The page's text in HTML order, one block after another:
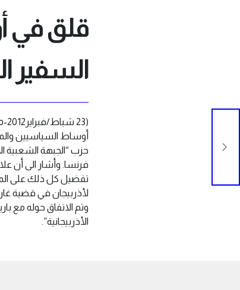
قلق في
السفير
أوساط السياسيين
حزب “الجبهة الشعبية
فرنسا. وأشار الى أن
تفضيل كل ذلك على
لأذربيجان في قضية
وتم الاتفاق حوله مع
الأذربيجانية”.